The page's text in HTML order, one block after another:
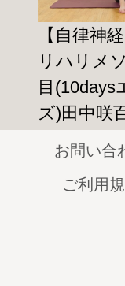
http://home-
おしえて！
ル編】
http://home-
美BODYエ
【自律神
リハリメ
目(10days
ズ)田中咲
お問い合
ご利用